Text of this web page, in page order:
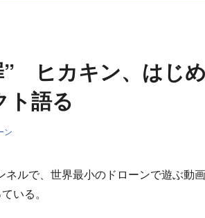
ヒカキン、はじ
ト語る
ン
ルで、世界最小のドローンで遊ぶ動
いる。